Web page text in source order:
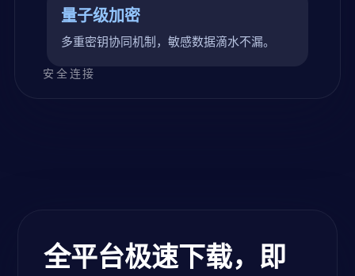
量子级加密
多重密钥协同机制，敏感数据滴水不漏。
全平台极速下载，即